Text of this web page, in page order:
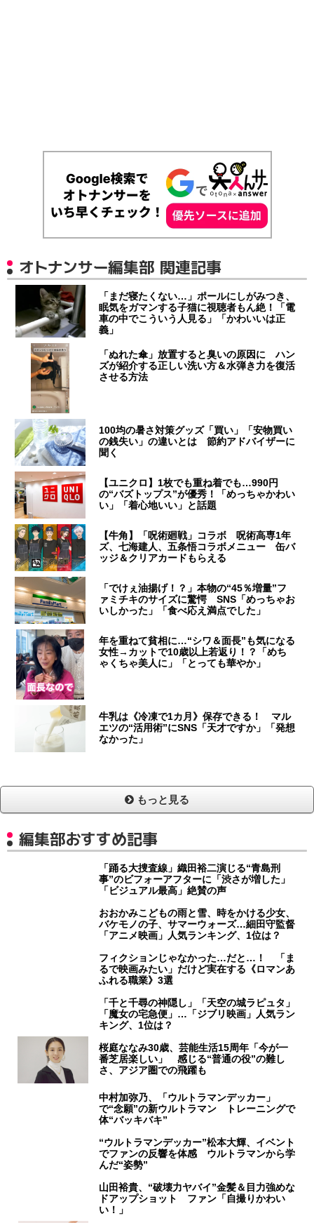
オトナンサー編集部 関連記事
「まだ寝たくない…」ポールにしがみつき、
眠気をガマンする子猫に視聴者もん絶！「電
車の中でこういう人見る」「かわいいは正
義」
「ぬれた傘」放置すると臭いの原因に ハン
ズが紹介する正しい洗い方＆水弾き力を復活
させる方法
100均の暑さ対策グッズ「買い」「安物買い
の銭失い」の違いとは 節約アドバイザーに
聞く
【ユニクロ】1枚でも重ね着でも…990円
の“バズトップス”が優秀！「めっちゃかわい
い」「着心地いい」と話題
【牛角】「呪術廻戦」コラボ 呪術高専1年
ズ、七海建人、五条悟コラボメニュー 缶バ
ッジ＆クリアカードもらえる
「でけぇ油揚げ！？」本物の“45％増量”フ
ァミチキのサイズに驚愕 SNS「めっちゃお
いしかった」「食べ応え満点でした」
年を重ねて貧相に…“シワ＆面長”も気になる
女性→カットで10歳以上若返り！？「めち
ゃくちゃ美人に」「とっても華やか」
牛乳は《冷凍で1カ月》保存できる！ マル
エツの“活用術”にSNS「天才ですか」「発想
なかった」
もっと見る
編集部おすすめ記事
「踊る大捜査線」織田裕二演じる“青島刑
事”のビフォーアフターに「渋さが増した」
「ビジュアル最高」絶賛の声
おおかみこどもの雨と雪、時をかける少女、
バケモノの子、サマーウォーズ…細田守監督
「アニメ映画」人気ランキング、1位は？
フィクションじゃなかった…だと…！ 「ま
るで映画みたい」だけど実在する《ロマンあ
ふれる職業》3選
「千と千尋の神隠し」「天空の城ラピュタ」
「魔女の宅急便」…「ジブリ映画」人気ラン
キング、1位は？
桜庭ななみ30歳、芸能生活15周年「今が一
番芝居楽しい」 感じる“普通の役”の難し
さ、アジア圏での飛躍も
中村加弥乃、「ウルトラマンデッカー」
で“念願”の新ウルトラマン トレーニングで
体“バッキバキ”
“ウルトラマンデッカー”松本大輝、イベント
でファンの反響を体感 ウルトラマンから学
んだ“姿勢”
山田裕貴、“破壊力ヤバイ”金髪＆目力強めな
ドアップショット ファン「自撮りかわい
い！」